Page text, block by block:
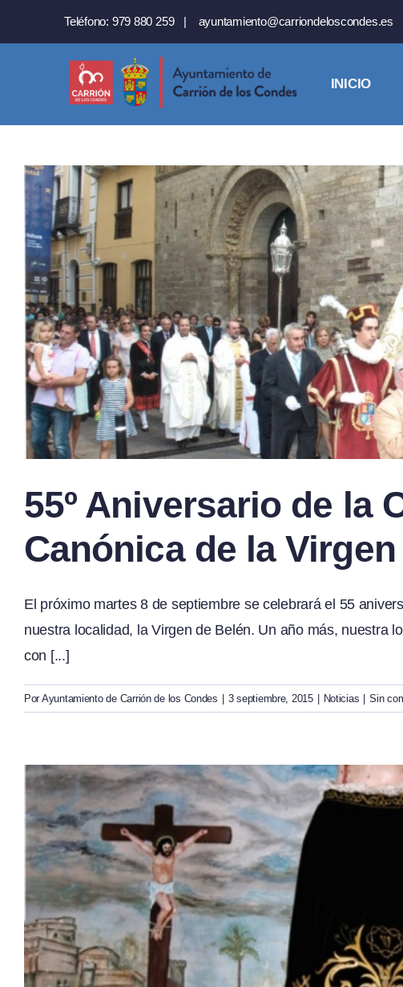
Teléfono: 979 880 259 | ayuntamiento@carriondeloscondes.es
INICIO
55º Aniversario de la
Canónica de la
El próximo martes 8 de septiembre se celebrará el 55
nuestra localidad, la Virgen de Belén. Un año más, nuestra
con [...]
Por Ayuntamiento de Carrión de los Condes 3 septiembre, 2015 Noticias Sin